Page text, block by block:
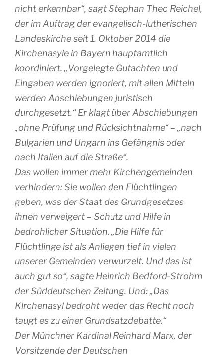
nicht erkennbar“, sagt Stephan Theo Reichel,
der im Auftrag der evangelisch-lutherischen
Landeskirche seit 1. Oktober 2014 die
Kirchenasyle in Bayern hauptamtlich
koordiniert. „Vorgelegte Gutachten und
Eingaben werden ignoriert, mit allen Mitteln
werden Abschiebungen juristisch
durchgesetzt.“ Er klagt über Abschiebungen
„ohne Prüfung und Rücksichtnahme“ – „nach
Bulgarien und Ungarn ins Gefängnis oder
nach Italien auf die Straße“.
Das wollen immer mehr Kirchengemeinden
verhindern: Sie wollen den Flüchtlingen
geben, was der Staat des Grundgesetzes
ihnen verweigert – Schutz und Hilfe in
bedrohlicher Situation. „Die Hilfe für
Flüchtlinge ist als Anliegen tief in vielen
unserer Gemeinden verwurzelt. Und das ist
auch gut so“, sagte Heinrich Bedford-Strohm
der Süddeutschen Zeitung. Und: „Das
Kirchenasyl bedroht weder das Recht noch
taugt es zu einer Grundsatzdebatte.“
Der Münchner Kardinal Reinhard Marx, der
Vorsitzende der Deutschen